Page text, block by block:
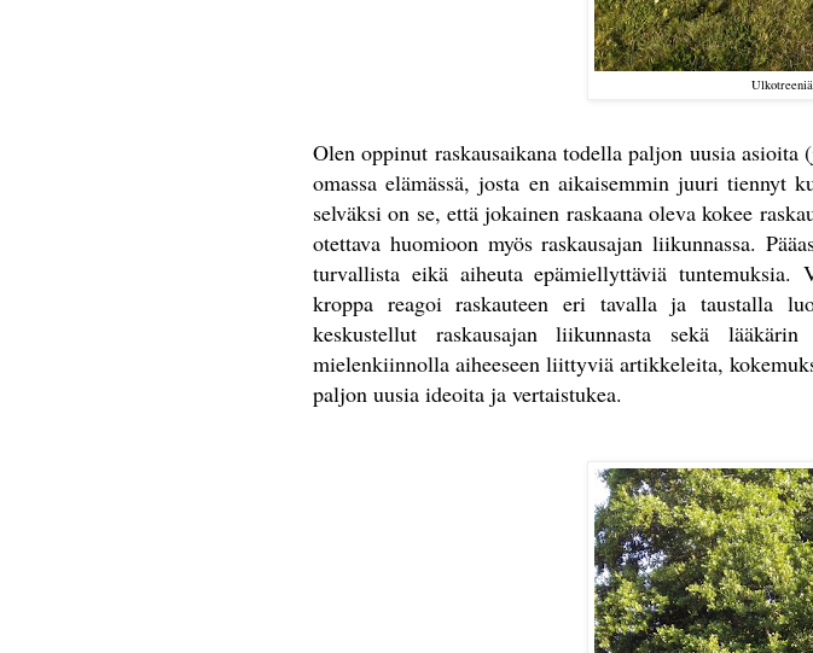
Olen oppinut raskausaikana todella paljon uusia
omassa elämässä, josta en aikaisemmin juuri
selväksi on se, että jokainen raskaana oleva kokee
otettava huomioon myös raskausajan liikunnassa.
turvallista eikä aiheuta epämiellyttäviä
kroppa reagoi raskauteen eri tavalla ja taustalla
keskustellut raskausajan liikunnasta sekä
mielenkiinnolla aiheeseen liittyviä artikkeleita,
paljon uusia ideoita ja vertaistukea.